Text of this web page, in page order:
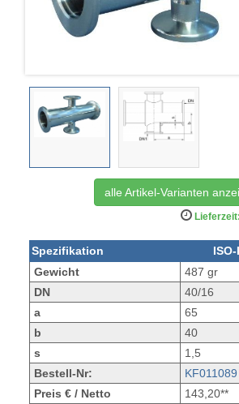
alle Artikel-Varianten
Spezifikation
Gewicht
487 gr
DN
40/16
a
65
b
40
s
1,5
Bestell-Nr:
KF011089
Preis € / Netto
143,20**